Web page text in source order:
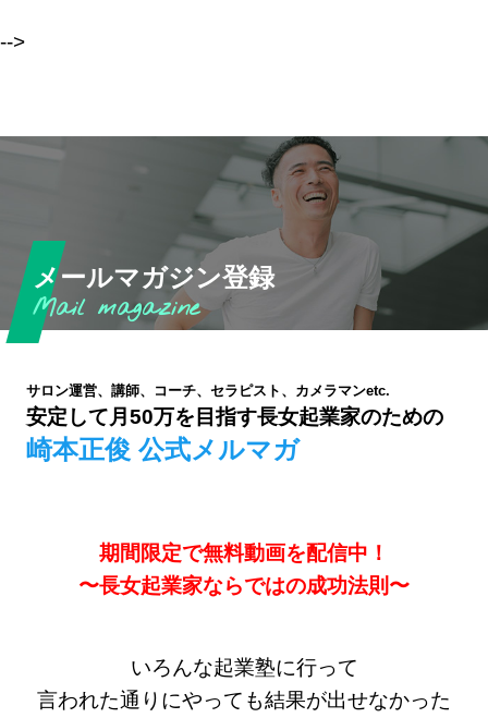
-->
メールマガジン登録
サロン運営、講師、コーチ、セラピスト、カメラマンetc.
安定して月50万を目指す長女起業家のための
崎本正俊 公式メルマガ
期間限定で無料動画を配信中！
〜長女起業家ならではの成功法則〜
いろんな起業塾に行って
言われた通りにやっても結果が出せなかった